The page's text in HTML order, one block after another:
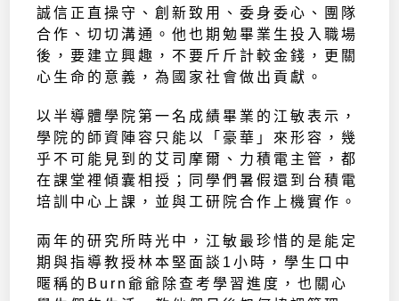
誠信正直操守、創新致用、委身委心、團隊
合作、切切溝通。他也期勉畢業生投入職場
後，要建立興趣，不要斤斤計較金錢，更關
心生命的意義，為國家社會做出貢獻。
以半導體學院第一名成績畢業的江敏表示，
學院的師資陣容只能以「豪華」來形容，幾
乎不可能見到的艾司摩爾、力積電主管，都
在課堂裡傾囊相授；同學們暑假還到台積電
培訓中心上課，並與工研院合作上機實作。
兩年的研究所時光中，江敏最珍惜的是能定
期與指導教授林本堅面談1小時，學生口中
暱稱的Burn爺爺除查考學習進度，也關心